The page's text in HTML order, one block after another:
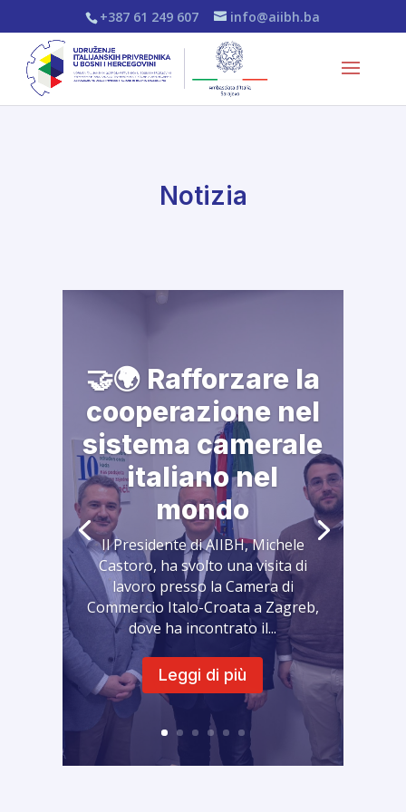
+387 61 249 607 info@aiibh.ba
Notizia
🤝🌍 Rafforzare la
cooperazione nel
sistema camerale
italiano nel
mondo
Il Presidente di AIIBH, Michele
Castoro, ha svolto una visita di
lavoro presso la Camera di
Commercio Italo-Croata a Zagreb,
dove ha incontrato il...
Leggi di più